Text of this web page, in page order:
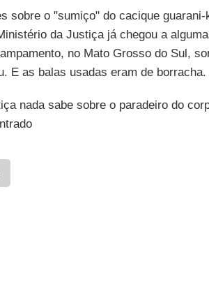
sobre o "sumiço" do cacique guarani-
da Justiça já chegou a
no Mato Grosso do Sul,
E as balas usadas eram de borracha.
nada sabe sobre o paradeiro do